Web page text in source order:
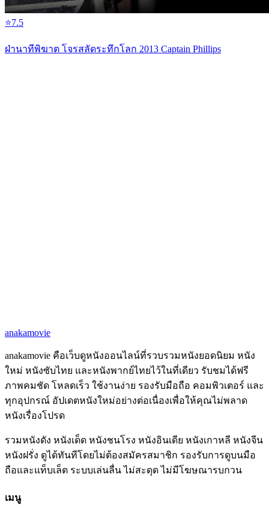
⭐7.5
ฝ่านาทีพิฆาต โจรสลัดระทึกโลก 2013 Captain Phillips
anakamovie
anakamovie คือเว็บดูหนังออนไลน์ที่รวบรวมหนังยอดนิยม หนัง
ใหม่ หนังซับไทย และหนังพากย์ไทยไว้ในที่เดียว รับชมได้ฟรี
ภาพคมชัด โหลดเร็ว ใช้งานง่าย รองรับมือถือ คอมพิวเตอร์ และ
ทุกอุปกรณ์ อัปเดตหนังใหม่อย่างต่อเนื่องเพื่อให้คุณไม่พลาด
หนังเรื่องโปรด
รวมหนังดัง หนังเด็ด หนังชนโรง หนังอินเดีย หนังเกาหลี หนังจีน
หนังฝรั่ง ดูได้ทันทีโดยไม่ต้องสมัครสมาชิก รองรับการดูบนมือ
ถือและแท็บเล็ต ระบบเล่นลื่น ไม่สะดุด ไม่มีโฆษณารบกวน
เมนู